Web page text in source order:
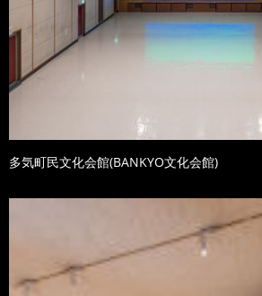
多気町民文化会館(BANKYO文化会館)